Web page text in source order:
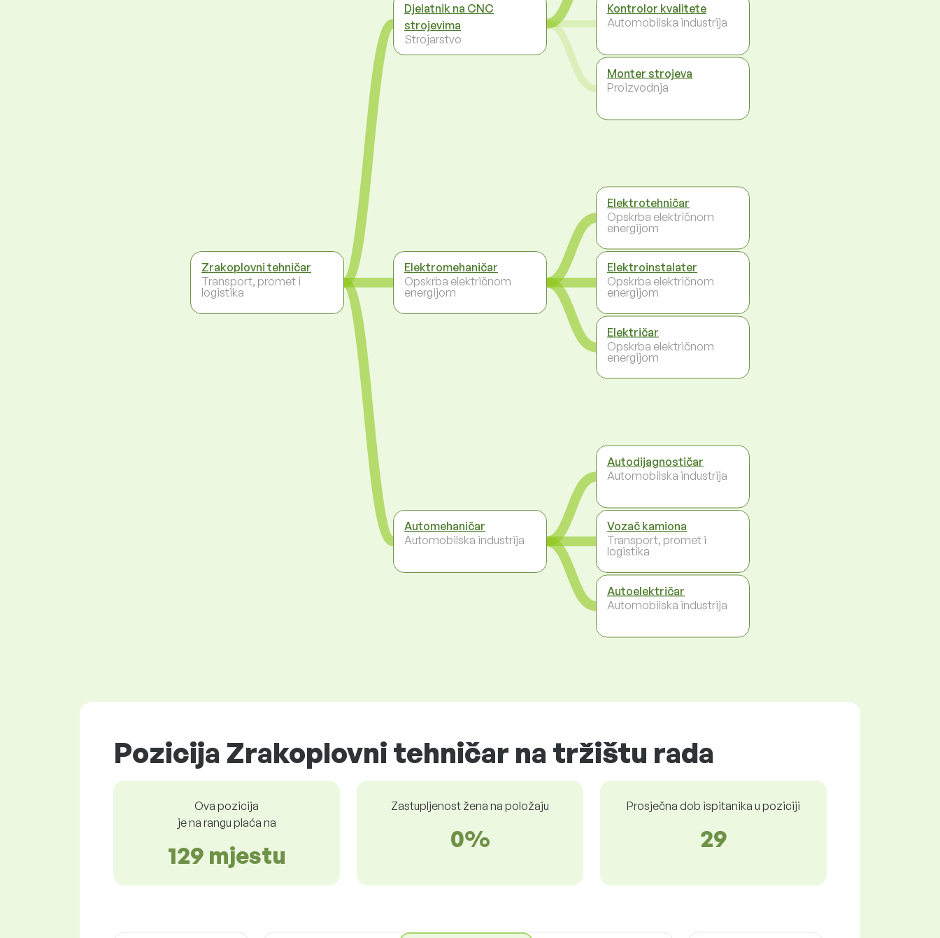
Zrakoplovni tehničar
Transport, promet i
logistika
Djelatnik na CNC
strojevima
Strojarstvo
Elektromehaničar
Opskrba električnom
energijom
Automehaničar
Automobilska industrija
Kontrolor kvalitete
Automobilska industrija
Monter strojeva
Proizvodnja
Elektrotehničar
Opskrba električnom
energijom
Elektroinstalater
Opskrba električnom
energijom
Električar
Opskrba električnom
energijom
Autodijagnostičar
Automobilska industrija
Vozač kamiona
Transport, promet i
logistika
Autoelektričar
Automobilska industrija
Pozicija Zrakoplovni tehničar na tržištu rada
Ova pozicija
je na rangu plaća na
129 mjestu
Zastupljenost žena na položaju
0%
Prosječna dob ispitanika u poziciji
29